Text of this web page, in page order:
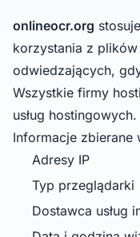
onlineocr.org
korzystania z
odwiedzających,
Wszystkie firmy
usług hostingowych.
Informacje zbierane
Adresy IP
Typ przeglądarki
Dostawca usług